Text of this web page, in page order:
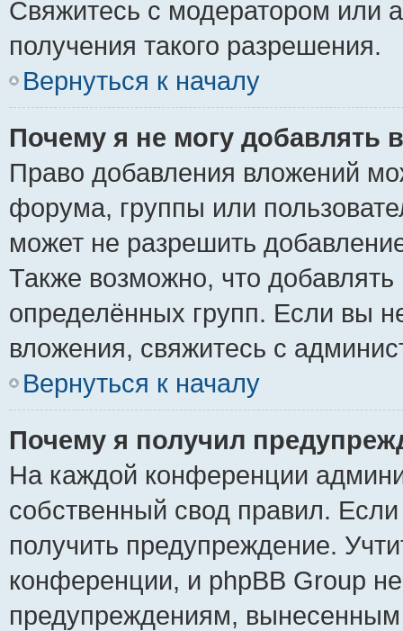
Свяжитесь с модератором или
получения такого разрешения.
Вернуться к началу
Почему я не могу добавлять
Право добавления вложений
форума, группы или
может не разрешить
Также возможно, что
определённых групп. Если вы
вложения, свяжитесь с
Вернуться к началу
Почему я получил
На каждой конференции
собственный свод правил.
получить предупреждение.
конференции, и phpBB Group
предупреждениям,